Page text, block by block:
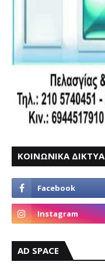
ΚΟΙΝΩΝΙΚΑ ΔΙΚΤΥΑ
AD SPACE